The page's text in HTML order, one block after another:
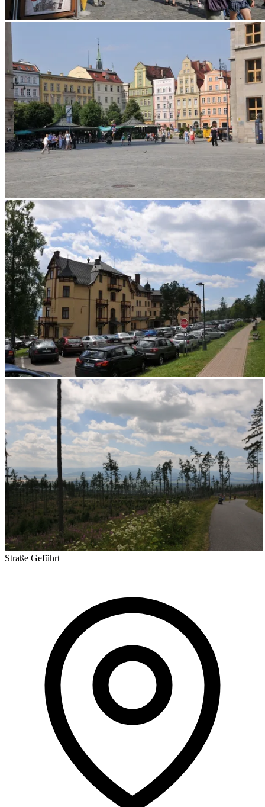
Straße Geführt